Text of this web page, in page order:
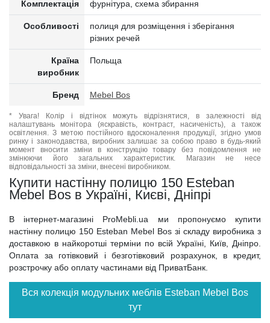
Комплектація фурнітура, схема збирання
Особливості
полиця для розміщення і зберігання
різних речей
Країна
виробник
Польща
Бренд Mebel Bos
* Увага! Колір і відтінок можуть відрізнятися, в залежності від
налаштувань монітора (яскравість, контраст, насиченість), а також
освітлення. З метою постійного вдосконалення продукції, згідно умов
ринку і законодавства, виробник залишає за собою право в будь-який
момент вносити зміни в конструкцію товару без повідомлення не
змінюючи його загальних характеристик. Магазин не несе
відповідальності за зміни, внесені виробником.
Купити настінну полицю 150 Esteban
Mebel Bos в Україні, Києві, Дніпрі
В інтернет-магазині ProMebli.ua ми пропонуємо купити
настінну полицю 150 Esteban Mebel Bos зі складу виробника з
доставкою в найкоротші терміни по всій Україні, Київ, Дніпро.
Оплата за готівковий і безготівковий розрахунок, в кредит,
розстрочку або оплату частинами від ПриватБанк.
Вся колекція модульних меблів Esteban Mebel Bos
тут